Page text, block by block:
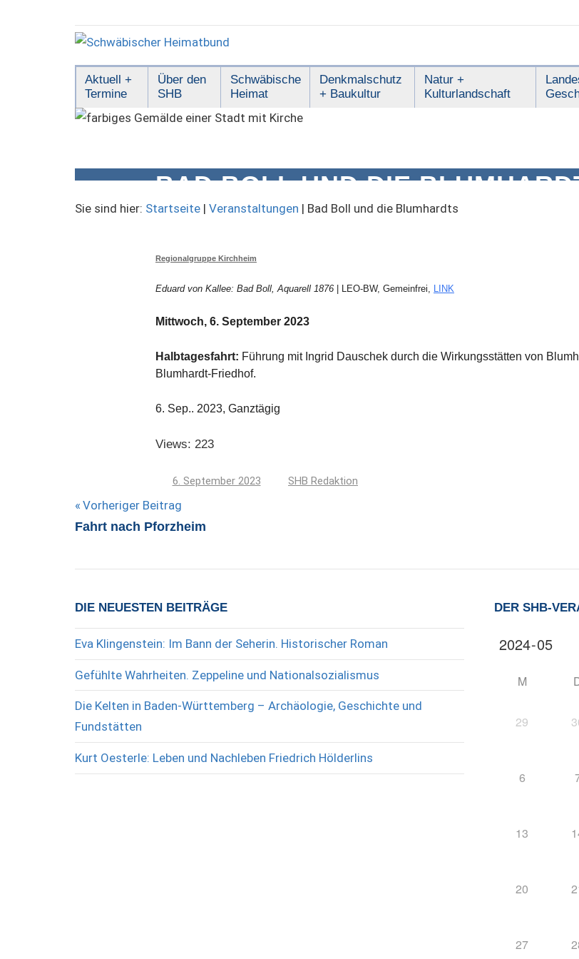
Schwäbischer
Heimatbund
Aktuell +
Termine
Über den
SHB
Schwäbische
Heimat
Denkmalschutz
+ Baukultur
Natur +
Kulturlandschaft
BAD BOLL UND DIE
Sie sind hier: Startseite| Veranstaltungen | Bad Boll und die Blumhardts
Regionalgruppe Kirchheim
Eduard von Kallee: Bad Boll, Aquarell 1876 | LEO-BW, Gemeinfrei, LINK
Mittwoch, 6. September 2023
Halbtagesfahrt: Führung mit Ingrid Dauschek durch die Wirkungsstätten von
Blumhardt-Friedhof.
6. Sep.. 2023, Ganztägig
Views: 223
6. September 2023 SHB Redaktion
Beitragsnavigation
Vorheriger Beitrag
Fahrt nach Pforzheim
DIE NEUESTEN BEITRÄGE
Eva Klingenstein: Im Bann der Seherin. Historischer Roman
Gefühlte Wahrheiten. Zeppeline und Nationalsozialismus
Die Kelten in Baden-Württemberg – Archäologie, Geschichte und
Fundstätten
Kurt Oesterle: Leben und Nachleben Friedrich Hölderlins
DER SHB-
M
29
6
13
20
27